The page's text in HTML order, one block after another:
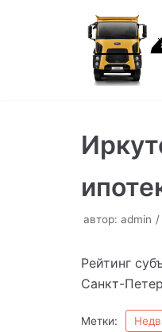
содержимому
автор: admin
Рейтинг
Санкт-
Метки: